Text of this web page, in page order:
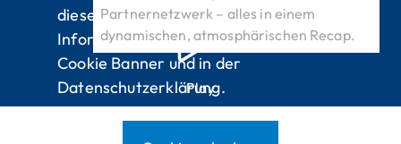
diese zu akzeptieren. Mehr
Informationen finden Sie in unserem
Cookie Banner und in der
Datenschutzerklärung.
Play
Partnernetzwerk – alles in einem
dynamischen, atmosphärischen Recap.